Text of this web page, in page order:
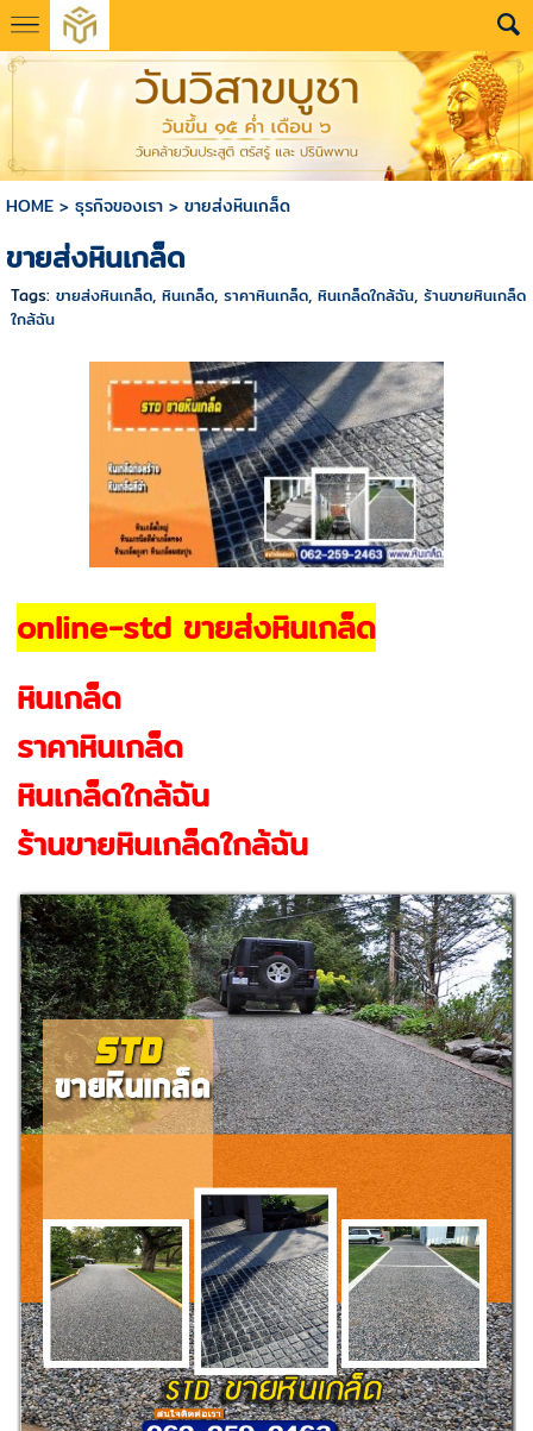
HOME> ธุรกิจของเรา> ขายส่งหินเกล็ด
ขายส่งหินเกล็ด
Tags: ขายส่งหินเกล็ด, หินเกล็ด, ราคาหินเกล็ด, หินเกล็ดใกล้ฉัน, ร้านขายหินเกล็ด
ใกล้ฉัน
online-std ขายส่งหินเกล็ด
หินเกล็ด
ราคาหินเกล็ด
หินเกล็ดใกล้ฉัน
ร้านขายหินเกล็ดใกล้ฉัน